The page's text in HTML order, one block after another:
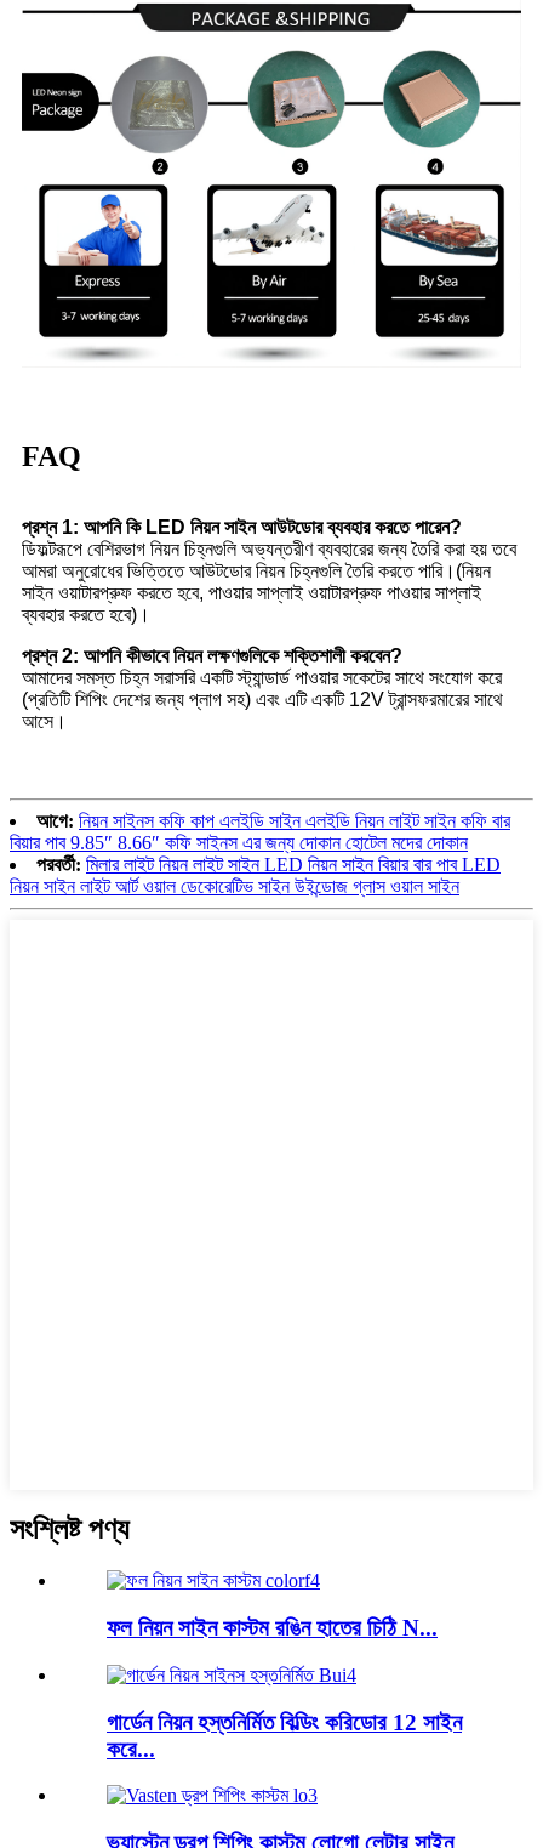
FAQ
প্রশ্ন 1: আপনি কি LED নিয়ন সাইন আউটডোর ব্যবহার করতে পারেন?
ডিফল্টরূপে বেশিরভাগ নিয়ন চিহ্নগুলি অভ্যন্তরীণ ব্যবহারের জন্য তৈরি করা হয় তবে
আমরা অনুরোধের ভিত্তিতে আউটডোর নিয়ন চিহ্নগুলি তৈরি করতে পারি।(নিয়ন
সাইন ওয়াটারপ্রুফ করতে হবে, পাওয়ার সাপ্লাই ওয়াটারপ্রুফ পাওয়ার সাপ্লাই
ব্যবহার করতে হবে)।
প্রশ্ন 2: আপনি কীভাবে নিয়ন লক্ষণগুলিকে শক্তিশালী করবেন?
আমাদের সমস্ত চিহ্ন সরাসরি একটি স্ট্যান্ডার্ড পাওয়ার সকেটের সাথে সংযোগ করে
(প্রতিটি শিপিং দেশের জন্য প্লাগ সহ) এবং এটি একটি 12V ট্রান্সফরমারের সাথে
আসে।
আগে: নিয়ন সাইনস কফি কাপ এলইডি সাইন এলইডি নিয়ন লাইট সাইন কফি বার
বিয়ার পাব 9.85″ 8.66″ কফি সাইনস এর জন্য দোকান হোটেল মদের দোকান
পরবর্তী: মিলার লাইট নিয়ন লাইট সাইন LED নিয়ন সাইন বিয়ার বার পাব LED
নিয়ন সাইন লাইট আর্ট ওয়াল ডেকোরেটিভ সাইন উইন্ডোজ গ্লাস ওয়াল সাইন
সংশ্লিষ্ট পণ্য
ফল নিয়ন সাইন কাস্টম রঙিন হাতের চিঠি N...
গার্ডেন নিয়ন হস্তনির্মিত বিল্ডিং করিডোর 12 সাইন
করে...
ভ্যাস্টেন ড্রপ শিপিং কাস্টম লোগো লেটার সাইন